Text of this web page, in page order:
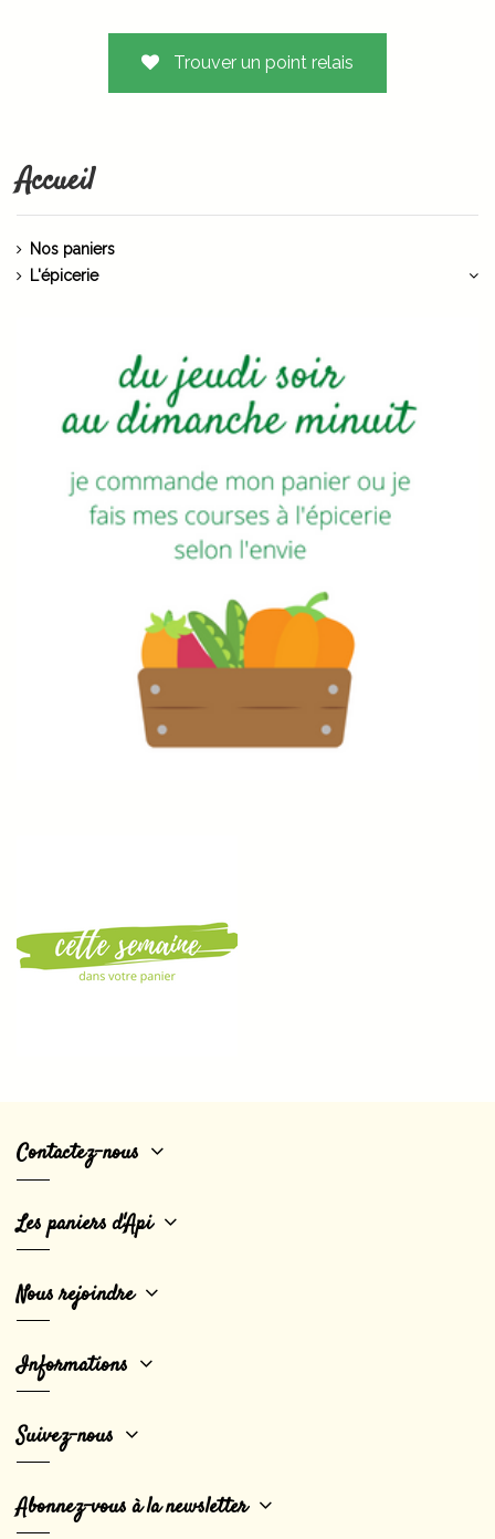
Trouver un point relais
Accueil
Nos paniers
L'épicerie
Contactez-nous
Les paniers d'Api
Nous rejoindre
Informations
Suivez-nous
Abonnez-vous à la newsletter